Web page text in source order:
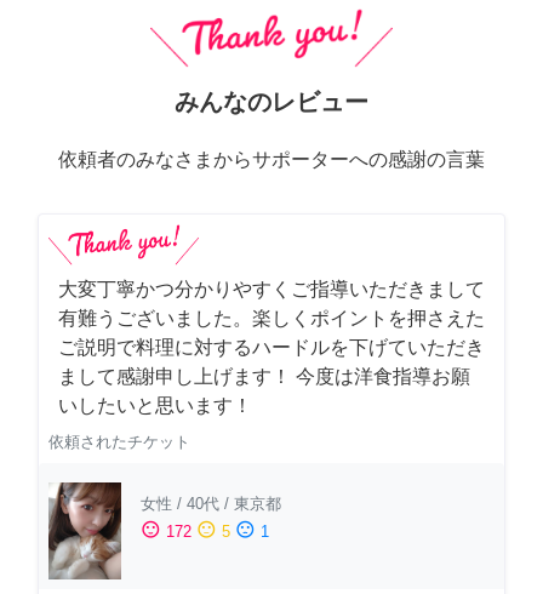
みんなのレビュー
依頼者のみなさまからサポーターへの感謝の言葉
大変丁寧かつ分かりやすくご指導いただきまして
有難うございました。楽しくポイントを押さえた
ご説明で料理に対するハードルを下げていただき
まして感謝申し上げます！ 今度は洋食指導お願
いしたいと思います！
依頼されたチケット
女性 / 40代 / 東京都
sentiment_satisfied 172 sentiment_neutral 5 sentiment_dissatisfied 1